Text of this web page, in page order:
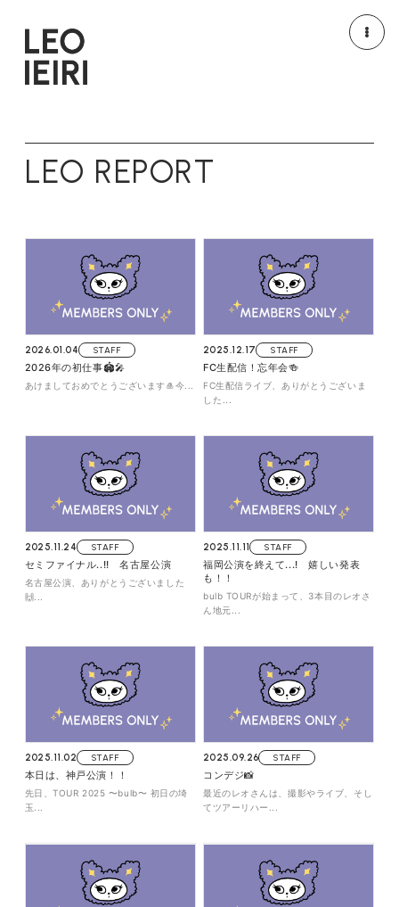
LIVE/EVENT
FANCLUB CONTENTS
JOIN LOGIN
FC NEWS
MONTHLY LEO
LEO REPORT
TOPICS
RADIO
TICKET
SPECIAL
LEO REPORT
2026.01.04 STAFF
2026年の初仕事🏟️🎤
あけましておめでとうございます🎍今...
2025.12.17 STAFF
FC生配信！忘年会🍻
FC生配信ライブ、ありがとうございま
した...
2025.11.24 STAFF
セミファイナル..!! 名古屋公演
名古屋公演、ありがとうございました
🙌...
2025.11.11 STAFF
福岡公演を終えて...! 嬉しい発表
も！！
bulb TOURが始まって、3本目のレオさ
ん地元...
2025.11.02 STAFF
本日は、神戸公演！！
先日、TOUR 2025 〜bulb〜 初日の埼
玉...
2025.09.26 STAFF
コンデジ📸
最近のレオさんは、撮影やライブ、そし
てツアーリハー...